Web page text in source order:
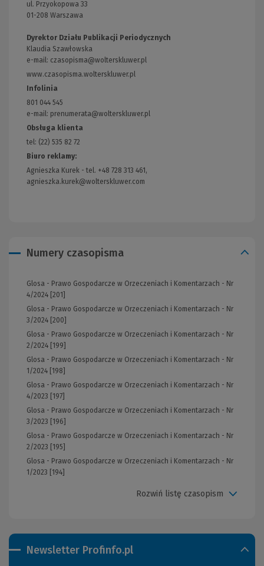
Newsletter Profinfo.pl
ul. Przyokopowa 33
01-208 Warszawa
Dyrektor Działu Publikacji Periodycznych
Klaudia Szawłowska
e-mail: czasopisma@wolterskluwer.pl
www.czasopisma.wolterskluwer.pl
Infolinia
801 044 545
e-mail: prenumerata@wolterskluwer.pl
Obsługa klienta
tel: (22) 535 82 72
Biuro reklamy:
Agnieszka Kurek - tel. +48 728 313 461,
agnieszka.kurek@wolterskluwer.com
Numery czasopisma
Glosa - Prawo Gospodarcze w Orzeczeniach i Komentarzach - Nr
4/2024 [201]
Glosa - Prawo Gospodarcze w Orzeczeniach i Komentarzach - Nr
3/2024 [200]
Glosa - Prawo Gospodarcze w Orzeczeniach i Komentarzach - Nr
2/2024 [199]
Glosa - Prawo Gospodarcze w Orzeczeniach i Komentarzach - Nr
1/2024 [198]
Glosa - Prawo Gospodarcze w Orzeczeniach i Komentarzach - Nr
4/2023 [197]
Glosa - Prawo Gospodarcze w Orzeczeniach i Komentarzach - Nr
3/2023 [196]
Glosa - Prawo Gospodarcze w Orzeczeniach i Komentarzach - Nr
2/2023 [195]
Glosa - Prawo Gospodarcze w Orzeczeniach i Komentarzach - Nr
1/2023 [194]
Rozwiń listę czasopism